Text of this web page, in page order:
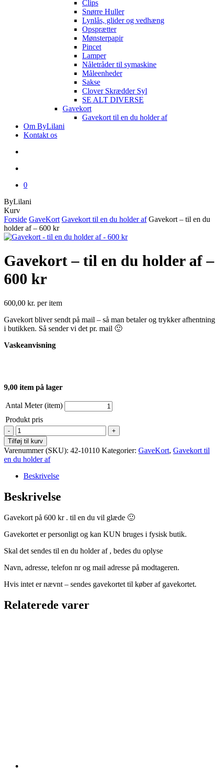
Clips
Snørre Huller
Lynlås, glider og vedhæng
Opsprætter
Mønsterpapir
Pincet
Lamper
Nåletråder til symaskine
Måleenheder
Sakse
Clover Skrædder Syl
SE ALT DIVERSE
Gavekort
Gavekort til en du holder af
Om ByLilani
Kontakt os
0
ByLilani
KurvClose
Cart
Forside GaveKort Gavekort til en du holder af Gavekort – til en du
holder af – 600 kr
Gavekort – til en du holder af –
600 kr
600,00 kr. per item
Gavekort bliver sendt på mail – så man betaler og trykker afhentning
i butikken. Så sender vi det pr. mail 🙂
Vaskeanvisning
9,00 item på lager
Antal Meter (item)
Produkt pris
Gavekort
-
til
en
du
holder
600
antal
Tilføj til kurv
Varenummer (SKU): 42-10110 Kategorier: GaveKort, Gavekort til
en du holder af
Beskrivelse
Beskrivelse
Gavekort på 600 kr . til en du vil glæde 🙂
Gavekortet er personligt og kan KUN bruges i fysisk butik.
Skal det sendes til en du holder af , bedes du oplyse
Navn, adresse, telefon nr og mail adresse på modtageren.
Hvis intet er nævnt – sendes gavekortet til køber af gavekortet.
Relaterede varer